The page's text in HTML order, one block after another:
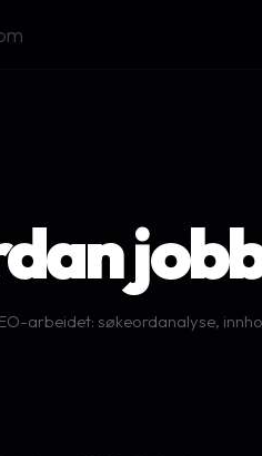
arbeidet: søkeordanalyse,